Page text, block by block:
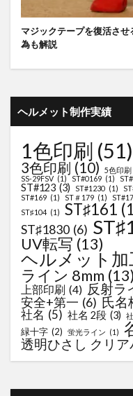
マジックテープを復活さ
為も解説
ヘルメット制作実績
1色印刷 (51)
3色印刷 (10) 5色印刷
SS-29FSV (1) ST#0169 (1)
ST#123 (3) ST#1230 (1)
ST#169 (1) ST＃179 (1)
ST♯104 (1) ST♯161
ST♯1830 (6)
UV転写 (13)
ヘルメット加
ライン 8mm (13)
上部印刷 (4) 反射ラ
安全+第一 (6) 氏名
社名 (5) 社名 2段 (3)
緑十字 (2) 蛍光ライン (1)
透明ひさし クリ